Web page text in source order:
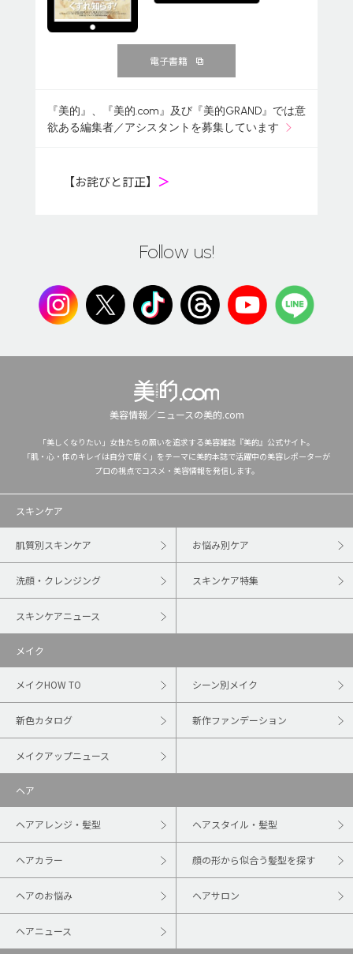
電子書籍
『美的』、『美的.com』及び『美的GRAND』では意
欲ある編集者／アシスタントを募集しています
【お詫びと訂正】 ＞
Follow us!
美容情報／ニュースの美的.com
「美しくなりたい」女性たちの願いを追求する美容雑誌『美的』公式サイト。
「肌・心・体のキレイは自分で磨く」をテーマに美的本誌で活躍中の美容レポーターが
プロの視点でコスメ・美容情報を発信します。
スキンケア
肌質別スキンケア お悩み別ケア
洗顔・クレンジング スキンケア特集
スキンケアニュース
メイク
メイクHOW TO シーン別メイク
新色カタログ 新作ファンデーション
メイクアップニュース
ヘア
ヘアアレンジ・髪型 ヘアスタイル・髪型
ヘアカラー 顔の形から似合う髪型を探す
ヘアのお悩み ヘアサロン
ヘアニュース